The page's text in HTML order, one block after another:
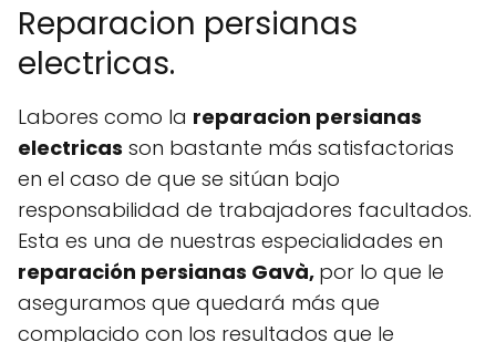
Reparacion persianas
electricas.
Labores como la reparacion persianas
electricas son bastante más satisfactorias
en el caso de que se sitúan bajo
responsabilidad de trabajadores facultados.
Esta es una de nuestras especialidades en
reparación persianas Gavà, por lo que le
aseguramos que quedará más que
complacido con los resultados que le